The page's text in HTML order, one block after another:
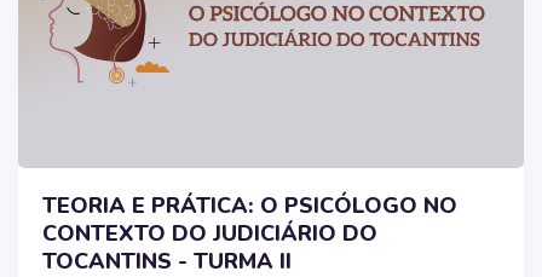
TEORIA E PRÁTICA: O PSICÓLOGO NO
CONTEXTO DO JUDICIÁRIO DO
TOCANTINS - TURMA II